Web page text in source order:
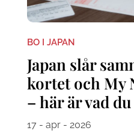
BO I JAPAN
Japan slår
kortet och My
– här är vad
17 - apr - 2026